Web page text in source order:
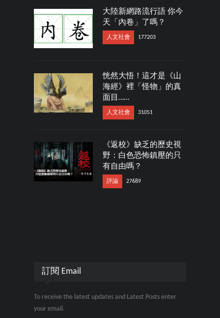
大陸新網路流行語 你今
天「內卷」了嗎？
人文社會 177203
恍然大悟！這才是《山
海經》裡「怪物」的真
面目……
人文社會 31051
《返校》缺乏的歷史視
野：白色恐怖鎮壓的只
有自由嗎？
評論 27689
訂閱 Email
To receive the latest updates and Latest Posts enter
your email.